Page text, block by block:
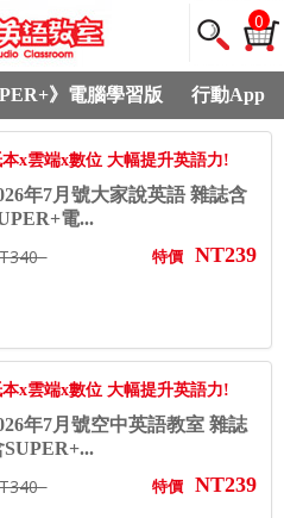
0
》電腦學習版 行動App
x雲端x數位 大幅提升英語力!
年7月號大家說英語 雜誌含
電...
特價 NT239
x雲端x數位 大幅提升英語力!
年7月號空中英語教室 雜誌
SUPER+...
特價 NT239